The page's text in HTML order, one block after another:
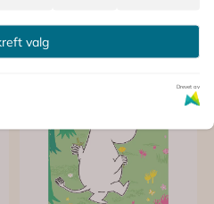
valg
Drevet av